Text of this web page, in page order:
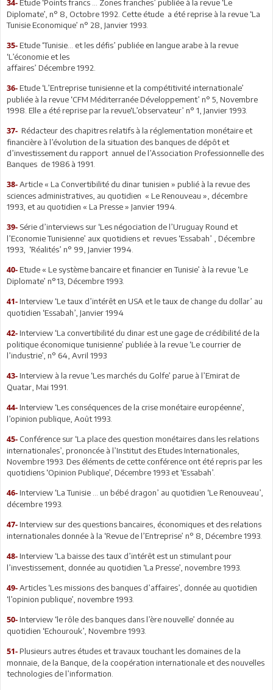
34- Etude ‘Points francs … Zones franches’ publiée à la revue ‘Le
Diplomate’, n° 8, Octobre 1992. Cette étude a été reprise à la revue ‘La
Tunisie Economique’ n° 28, Janvier 1993.
35- Etude ‘Tunisie… et les défis’ publiée en langue arabe à la revue
‘L’économie et les
affaires’ Décembre 1992.
36- Etude ‘L’Entreprise tunisienne et la compétitivité internationale’
publiée à la revue ‘CFM Méditerranée Développement’ n° 5, Novembre
1998. Elle a été reprise par la revue‘L’observateur’ n° 1, Janvier 1993.
37- Rédacteur des chapitres relatifs à la réglementation monétaire et
financière à l’évolution de la situation des banques de dépôt et
d’investissement du rapport annuel de l’Association Professionnelle des
Banques de 1986 à 1991.
38- Article « La Convertibilité du dinar tunisien » publié à la revue des
sciences administratives, au quotidien « Le Renouveau », décembre
1993, et au quotidien « La Presse » Janvier 1994.
39- Série d’interviews sur ‘Les négociation de l’Uruguay Round et
l’Economie Tunisienne’ aux quotidiens et revues ‘Essabah’ , Décembre
1993, ‘Réalités’ n° 99, Janvier 1994.
40- Etude « Le système bancaire et financier en Tunisie’ à la revue ‘Le
Diplomate’ n°13, Décembre 1993.
41- Interview ‘Le taux d’intérêt en USA et le taux de change du dollar’ au
quotidien ‘Essabah’, Janvier 1994
42- Interview ‘La convertibilité du dinar est une gage de crédibilité de la
politique économique tunisienne’ publiée à la revue ‘Le courrier de
l’industrie’, n° 64, Avril 1993
43- Interview à la revue ‘Les marchés du Golfe’ parue à l’Emirat de
Quatar, Mai 1991.
44- Interview ‘Les conséquences de la crise monétaire européenne’,
l’opinion publique, Août 1993.
45- Conférence sur ‘La place des question monétaires dans les relations
internationales’, prononcée à l’Institut des Etudes Internationales,
Novembre 1993. Des éléments de cette conférence ont été repris par les
quotidiens ‘Opinion Publique’, Décembre 1993 et ‘Essabah’.
46- Interview ‘La Tunisie … un bébé dragon’ au quotidien ‘Le Renouveau’,
décembre 1993.
47- Interview sur des questions bancaires, économiques et des relations
internationales donnée à la ‘Revue de l’Entreprise’ n° 8, Décembre 1993.
48- Interview ‘La baisse des taux d’intérêt est un stimulant pour
l’investissement, donnée au quotidien ‘La Presse’, novembre 1993.
49- Articles ‘Les missions des banques d’affaires’, donnée au quotidien
‘l’opinion publique’, novembre 1993.
50- Interview ‘le rôle des banques dans l’ère nouvelle’ donnée au
quotidien ‘Echourouk’, Novembre 1993.
51- Plusieurs autres études et travaux touchant les domaines de la
monnaie, de la Banque, de la coopération internationale et des nouvelles
technologies de l’information.